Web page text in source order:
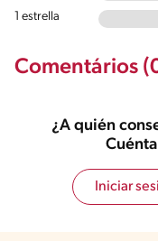
1 estrella
Comentários
¿A quién
Iniciar